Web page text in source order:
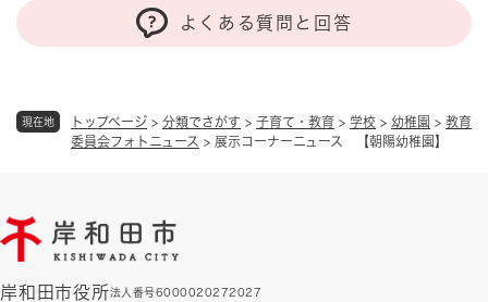
現在地 トップページ > 分類でさがす > 子育て・教育 > 学校 > 幼稚園 > 教育
委員会フォトニュース > 展示コーナーニュース 【朝陽幼稚園】
よくある質問と回答
岸和田市役所法人番号6000020272027